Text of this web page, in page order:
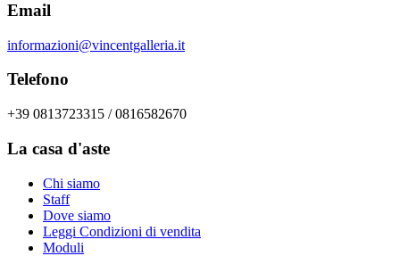
Email
informazioni@vincentgalleria.it
Telefono
+39 0813723315 / 0816582670
La casa d'aste
Chi siamo
Staff
Dove siamo
Leggi Condizioni di vendita
Moduli